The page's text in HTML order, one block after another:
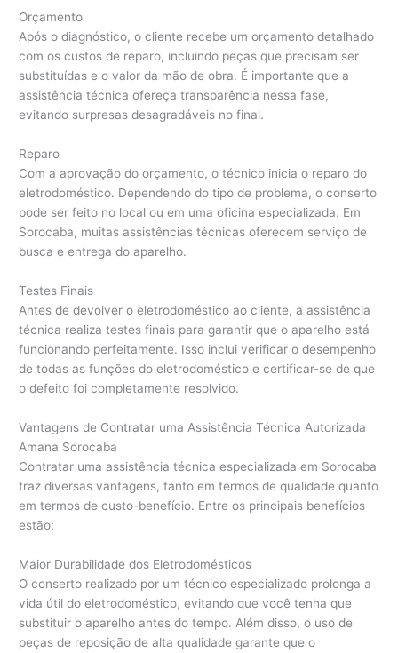
Orçamento
Após o diagnóstico, o cliente recebe um orçamento detalhado
com os custos de reparo, incluindo peças que precisam ser
substituídas e o valor da mão de obra. É importante que a
assistência técnica ofereça transparência nessa fase,
evitando surpresas desagradáveis no final.
Reparo
Com a aprovação do orçamento, o técnico inicia o reparo do
eletrodoméstico. Dependendo do tipo de problema, o conserto
pode ser feito no local ou em uma oficina especializada. Em
Sorocaba, muitas assistências técnicas oferecem serviço de
busca e entrega do aparelho.
Testes Finais
Antes de devolver o eletrodoméstico ao cliente, a assistência
técnica realiza testes finais para garantir que o aparelho está
funcionando perfeitamente. Isso inclui verificar o desempenho
de todas as funções do eletrodoméstico e certificar-se de que
o defeito foi completamente resolvido.
Vantagens de Contratar uma Assistência Técnica Autorizada
Amana Sorocaba
Contratar uma assistência técnica especializada em Sorocaba
traz diversas vantagens, tanto em termos de qualidade quanto
em termos de custo-benefício. Entre os principais benefícios
estão:
Maior Durabilidade dos Eletrodomésticos
O conserto realizado por um técnico especializado prolonga a
vida útil do eletrodoméstico, evitando que você tenha que
substituir o aparelho antes do tempo. Além disso, o uso de
peças de reposição de alta qualidade garante que o